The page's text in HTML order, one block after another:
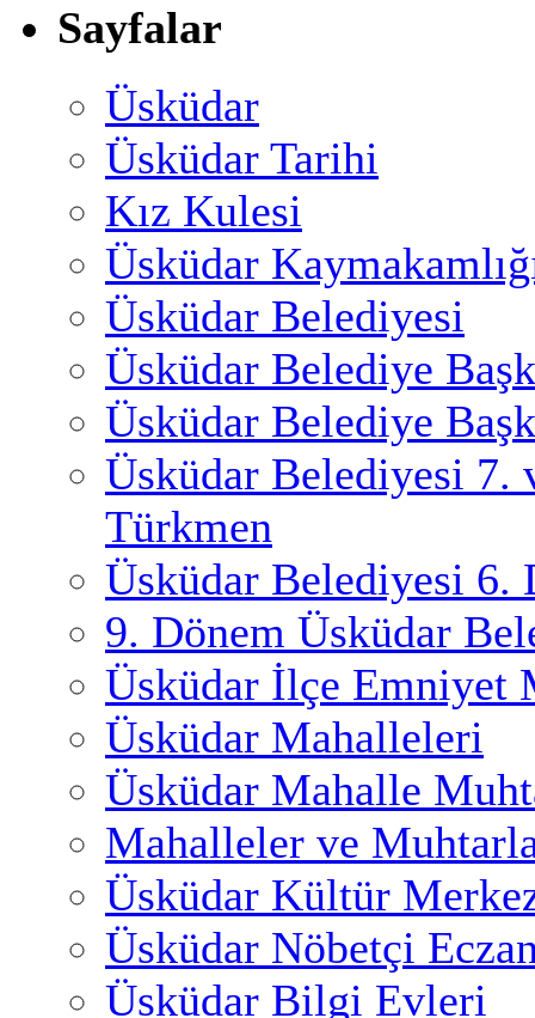
Sayfalar
Üsküdar
Üsküdar Tarihi
Kız Kulesi
Üsküdar
Üsküdar Belediyesi
Üsküdar Belediye
Üsküdar Belediye
Üsküdar Belediyesi 7.
Türkmen
Üsküdar Belediyesi 6.
9. Dönem Üsküdar
Üsküdar İlçe Emniyet
Üsküdar Mahalleleri
Üsküdar Mahalle
Mahalleler ve
Üsküdar Kültür
Üsküdar Nöbetçi
Üsküdar Bilgi Evleri